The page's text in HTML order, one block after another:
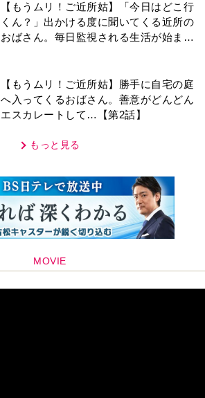
【もうムリ！ご近所姑】「今日はどこ行
くん？」出かける度に聞いてくる近所の
おばさん。毎日監視される生活が始ま
【もうムリ！ご近所姑】勝手に自宅の庭
へ入ってくるおばさん。善意がどんどん
エスカレートして…【第2話】
もっと見る
MOVIE